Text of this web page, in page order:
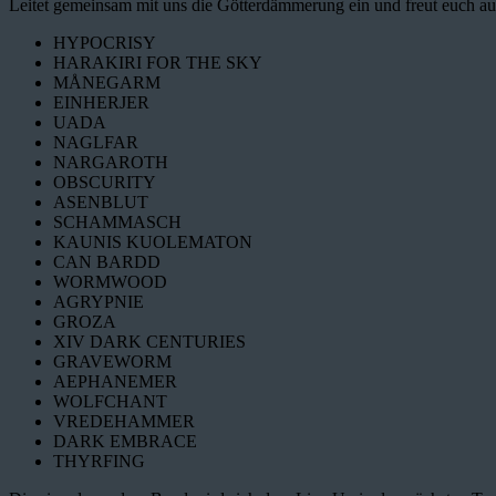
Leitet gemeinsam mit uns die Götterdämmerung ein und freut euch
HYPOCRISY
HARAKIRI FOR THE SKY
MÅNEGARM
EINHERJER
UADA
NAGLFAR
NARGAROTH
OBSCURITY
ASENBLUT
SCHAMMASCH
KAUNIS KUOLEMATON
CAN BARDD
WORMWOOD
AGRYPNIE
GROZA
XIV DARK CENTURIES
GRAVEWORM
AEPHANEMER
WOLFCHANT
VREDEHAMMER
DARK EMBRACE
THYRFING